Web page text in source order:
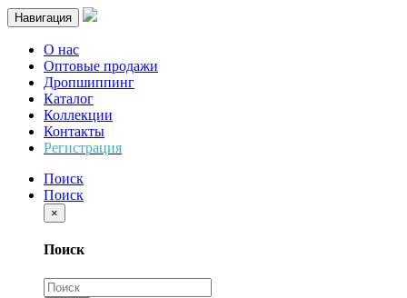
Навигация
О нас
Оптовые продажи
Дропшиппинг
Каталог
Коллекции
Контакты
Регистрация
Поиск
Поиск
×
Поиск